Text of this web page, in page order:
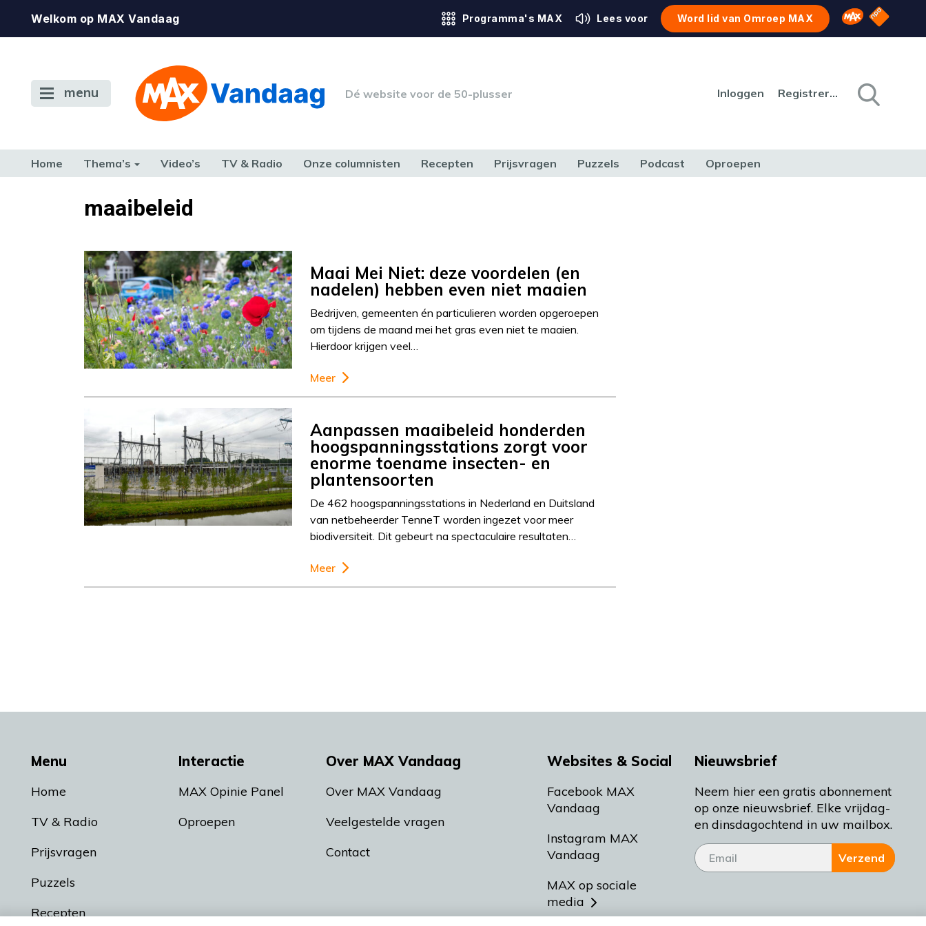
Welkom op MAX Vandaag Programma's MAX Lees voor Word lid van Omroep MAX Omroep MAX
NPO
menu Dé website voor de 50-plusser Inloggen Registreren
Home Thema’s Video’s TV & Radio Onze columnisten Recepten Prijsvragen Puzzels Podcast Oproepen
TERUG NAAR TOENmaaibeleid
Maai Mei Niet: deze voordelen (en
nadelen) hebben even niet maaien
Bedrijven, gemeenten én particulieren worden opgeroepen
om tijdens de maand mei het gras even niet te maaien.
Hierdoor krijgen veel…
Meer
Aanpassen maaibeleid honderden
hoogspanningsstations zorgt voor
enorme toename insecten- en
plantensoorten
De 462 hoogspanningsstations in Nederland en Duitsland
van netbeheerder TenneT worden ingezet voor meer
biodiversiteit. Dit gebeurt na spectaculaire resultaten…
Meer
Menu
Home
TV & Radio
Prijsvragen
Puzzels
Recepten
Interactie
MAX Opinie Panel
Oproepen
Over MAX Vandaag
Over MAX Vandaag
Veelgestelde vragen
Contact
Websites & Social
Facebook MAX
Vandaag
Instagram MAX
Vandaag
MAX op sociale
media
Nieuwsbrief
Neem hier een gratis abonnement
op onze nieuwsbrief. Elke vrijdag-
en dinsdagochtend in uw mailbox.
Verzend